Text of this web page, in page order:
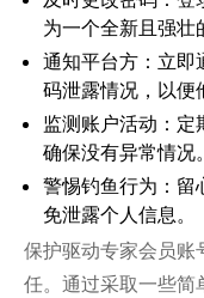
为一个全新且强壮
通知平台方：立即
码泄露情况，以便
监测账户活动：定
确保没有异常情况。
警惕钓鱼行为：留
免泄露个人信息。
保护驱动专家会员账
任。通过采取一些简